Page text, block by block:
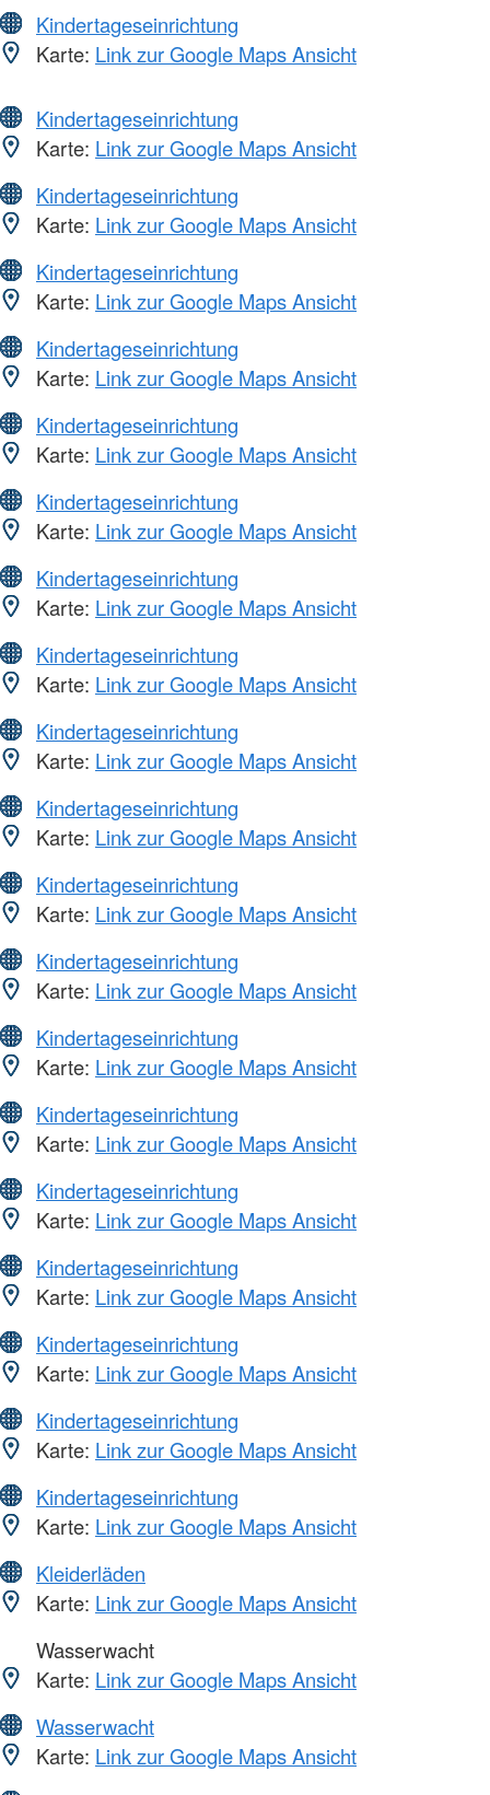
Kindertageseinrichtung
Karte: Link zur Google Maps Ansicht
Kindertageseinrichtung
Karte: Link zur Google Maps Ansicht
Kindertageseinrichtung
Karte: Link zur Google Maps Ansicht
Kindertageseinrichtung
Karte: Link zur Google Maps Ansicht
Kindertageseinrichtung
Karte: Link zur Google Maps Ansicht
Kindertageseinrichtung
Karte: Link zur Google Maps Ansicht
Kindertageseinrichtung
Karte: Link zur Google Maps Ansicht
Kindertageseinrichtung
Karte: Link zur Google Maps Ansicht
Kindertageseinrichtung
Karte: Link zur Google Maps Ansicht
Kindertageseinrichtung
Karte: Link zur Google Maps Ansicht
Kindertageseinrichtung
Karte: Link zur Google Maps Ansicht
Kindertageseinrichtung
Karte: Link zur Google Maps Ansicht
Kindertageseinrichtung
Karte: Link zur Google Maps Ansicht
Kindertageseinrichtung
Karte: Link zur Google Maps Ansicht
Kindertageseinrichtung
Karte: Link zur Google Maps Ansicht
Kindertageseinrichtung
Karte: Link zur Google Maps Ansicht
Kindertageseinrichtung
Karte: Link zur Google Maps Ansicht
Kindertageseinrichtung
Karte: Link zur Google Maps Ansicht
Kindertageseinrichtung
Karte: Link zur Google Maps Ansicht
Kindertageseinrichtung
Karte: Link zur Google Maps Ansicht
Kleiderläden
Karte: Link zur Google Maps Ansicht
Wasserwacht
Karte: Link zur Google Maps Ansicht
Wasserwacht
Karte: Link zur Google Maps Ansicht